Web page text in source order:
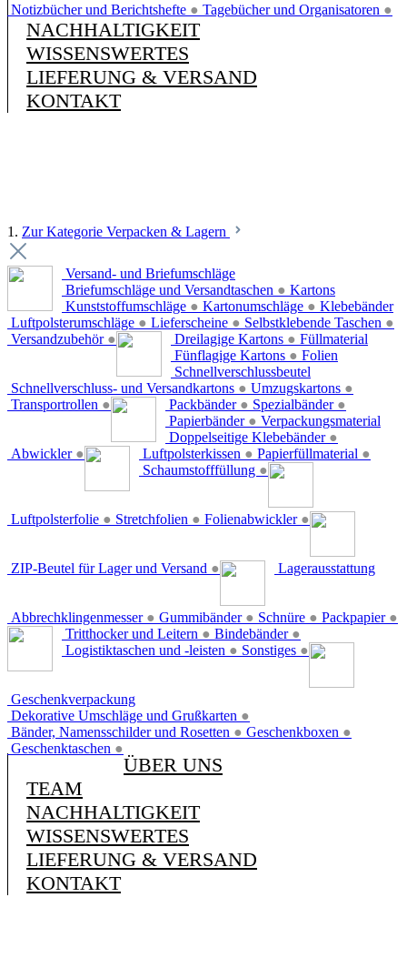
Notizbücher und Berichtshefte ● Tagebücher und Organisatoren ●
NACHHALTIGKEIT
WISSENSWERTES
LIEFERUNG & VERSAND
KONTAKT
1. Zur Kategorie Verpacken & Lagern
Versand- und Briefumschläge
Briefumschläge und Versandtaschen ●
Kunststoffumschläge ● Kartonumschläge ●
Luftpolsterumschläge ● Lieferscheine ● Selbstklebende Taschen ●
Versandzubehör ●
Kartons
Dreilagige Kartons ●
Fünflagige Kartons ●
Schnellverschluss- und Versandkartons ● Umzugskartons ●
Transportrollen ●
Klebebänder
Packbänder ● Spezialbänder ●
Papierbänder ●
Doppelseitige Klebebänder ●
Abwickler ●
Füllmaterial
Luftpolsterkissen ● Papierfüllmaterial ●
Schaumstofffüllung ●
Folien
Luftpolsterfolie ● Stretchfolien ● Folienabwickler ●
Schnellverschlussbeutel
ZIP-Beutel für Lager und Versand ●
Verpackungsmaterial
Abbrechklingenmesser ● Gummibänder ● Schnüre ● Packpapier ●
Lagerausstattung
Tritthocker und Leitern ● Bindebänder ●
Logistiktaschen und -leisten ● Sonstiges ●
Geschenkverpackung
Dekorative Umschläge und Grußkarten ●
Bänder, Namensschilder und Rosetten ● Geschenkboxen ●
Geschenktaschen ●
ÜBER UNS
TEAM
NACHHALTIGKEIT
WISSENSWERTES
LIEFERUNG & VERSAND
KONTAKT